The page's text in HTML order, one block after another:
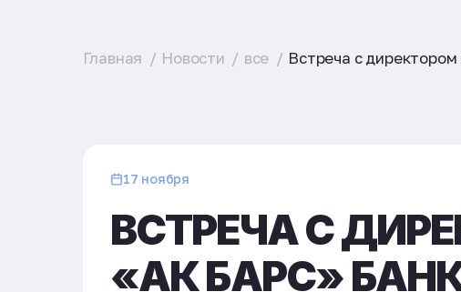
Главная Новости все Встреча с
17 ноября
ВСТРЕЧА С
«АК БАРС»